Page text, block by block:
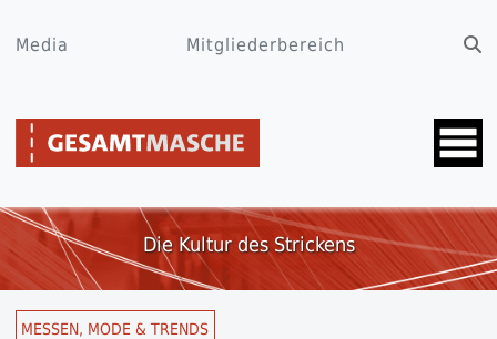
Media Mitgliederbereich
Die Kultur des Strickens
MESSEN, MODE & TRENDS